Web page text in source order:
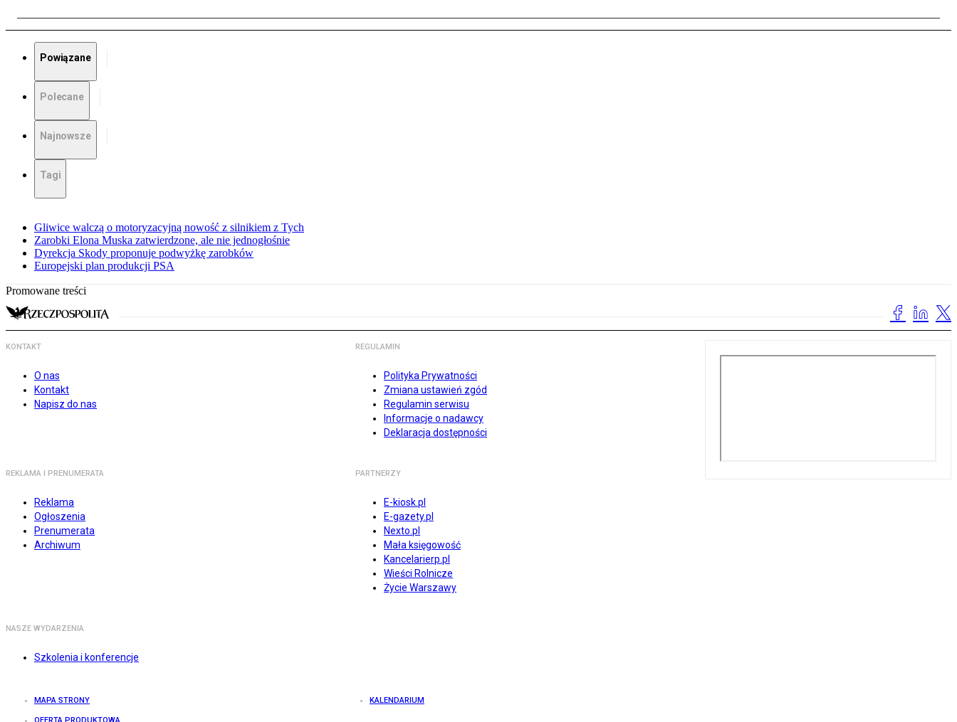
Powiązane
Polecane
Najnowsze
Tagi
Gliwice walczą o motoryzacyjną nowość z silnikiem z Tych
Zarobki Elona Muska zatwierdzone, ale nie jednogłośnie
Dyrekcja Skody proponuje podwyżkę zarobków
Europejski plan produkcji PSA
Promowane treści
KONTAKT
O nas
Kontakt
Napisz do nas
REGULAMIN
Polityka Prywatności
Zmiana ustawień zgód
Regulamin serwisu
Informacje o nadawcy
Deklaracja dostępności
REKLAMA I PRENUMERATA
Reklama
Ogłoszenia
Prenumerata
Archiwum
PARTNERZY
E-kiosk.pl
E-gazety.pl
Nexto.pl
Mała księgowość
Kancelarierp.pl
Wieści Rolnicze
Życie Warszawy
NASZE WYDARZENIA
Szkolenia i konferencje
MAPA STRONY KALENDARIUM